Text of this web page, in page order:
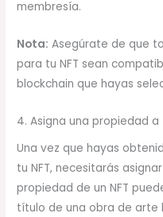
membresía.
Nota: Asegúrate de que
para tu NFT sean
blockchain que hayas
4. Asigna una propiedad a
Una vez que hayas
tu NFT, necesitarás
propiedad de un NFT
título de una obra de arte